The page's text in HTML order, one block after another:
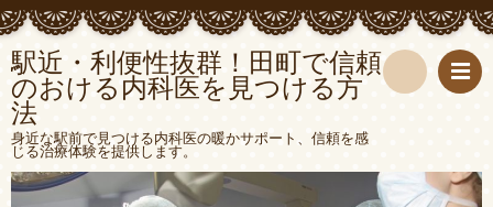
駅近・利便性抜群！田町で信頼
のおける内科医を見つける方
法
身近な駅前で見つける内科医の暖かサポート、信頼を感
じる治療体験を提供します。